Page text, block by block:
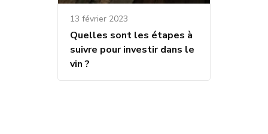
13 février 2023
Quelles sont les étapes à
suivre pour investir dans le
vin ?